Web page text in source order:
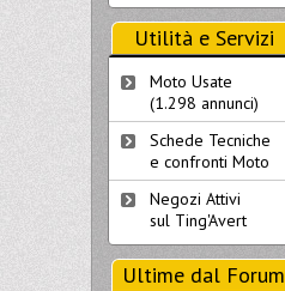
Utilità e Servizi
Moto Usate
(1.298 annunci)
Schede Tecniche
e confronti Moto
Negozi Attivi
sul Ting'Avert
Ultime dal Forum